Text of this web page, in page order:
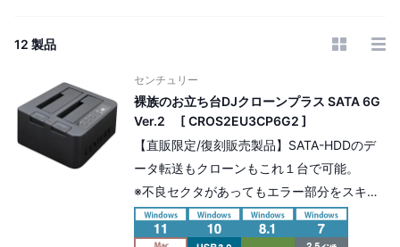
12 製品
センチュリー
裸族のお立ち台DJクローンプラス SATA 6G
Ver.2 [ CROS2EU3CP6G2 ]
【直販限定/復刻販売製品】SATA-HDDのデ
ータ転送もクローンもこれ１台で可能。
※不良セクタがあってもエラー部分をスキッ
プしてコピーを続行する、エラースキップ機
能を搭載。